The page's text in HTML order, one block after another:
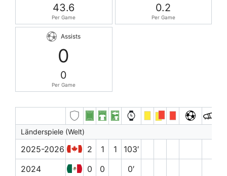
43.6
Per Game
0.2
Per Game
Assists
0
0
Per Game
Länderspiele (Welt)
2025-2026 2 1 1
103′
2024
0 0
0′